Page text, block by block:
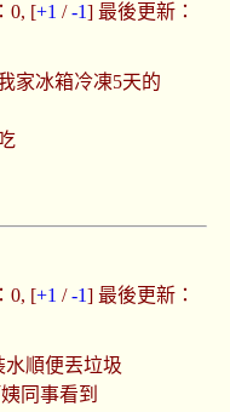
0, [+1 /-1] 最後更新：
家冰箱冷凍5天的
0, [+1 /-1] 最後更新：
順便丟垃圾
同事看到